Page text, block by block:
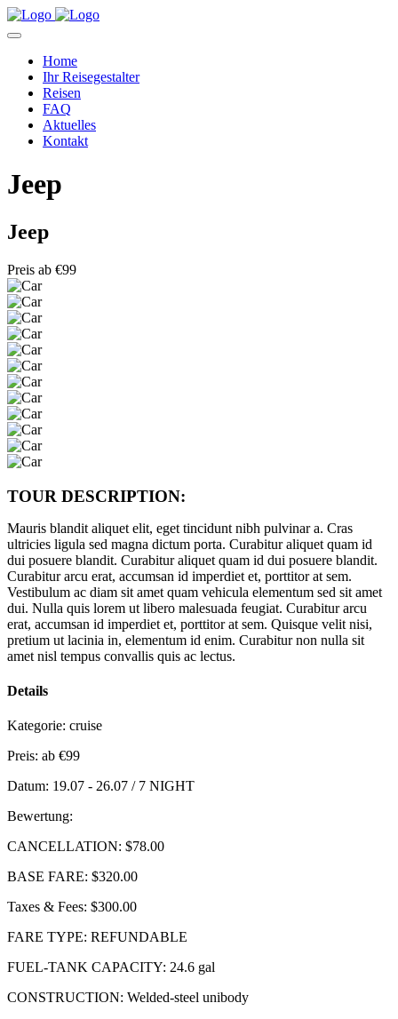
Home
Ihr Reisegestalter
Reisen
FAQ
Aktuelles
Kontakt
Jeep
Jeep
Preis ab €99
TOUR DESCRIPTION:
Mauris blandit aliquet elit, eget tincidunt nibh pulvinar a. Cras
ultricies ligula sed magna dictum porta. Curabitur aliquet quam id
dui posuere blandit. Curabitur aliquet quam id dui posuere blandit.
Curabitur arcu erat, accumsan id imperdiet et, porttitor at sem.
Vestibulum ac diam sit amet quam vehicula elementum sed sit amet
dui. Nulla quis lorem ut libero malesuada feugiat. Curabitur arcu
erat, accumsan id imperdiet et, porttitor at sem. Quisque velit nisi,
pretium ut lacinia in, elementum id enim. Curabitur non nulla sit
amet nisl tempus convallis quis ac lectus.
Details
Kategorie: cruise
Preis: ab €99
Datum: 19.07 - 26.07 / 7 NIGHT
Bewertung:
CANCELLATION: $78.00
BASE FARE: $320.00
Taxes & Fees: $300.00
FARE TYPE: REFUNDABLE
FUEL-TANK CAPACITY: 24.6 gal
CONSTRUCTION: Welded-steel unibody